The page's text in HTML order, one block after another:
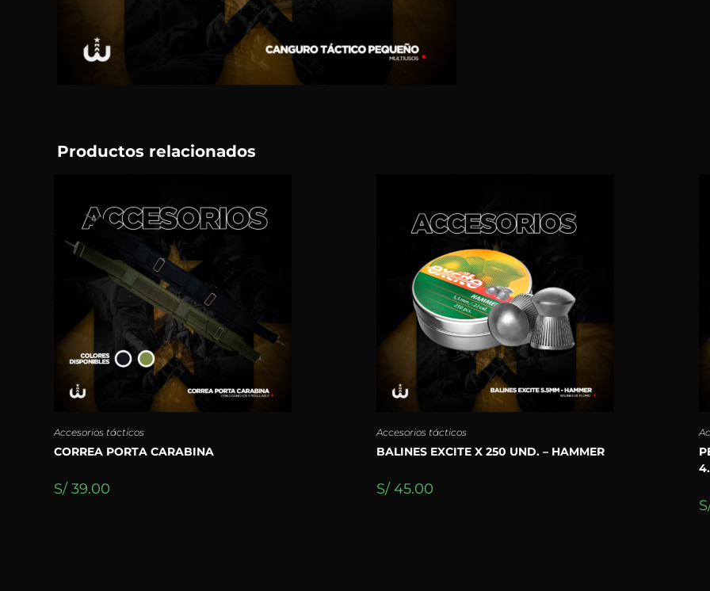
Productos relacionados
Accesorios tácticos
CORREA PORTA CARABINA
S/ 39.00
Accesorios tácticos
BALINES EXCITE X 250 UND. – HAMMER
S/45.00